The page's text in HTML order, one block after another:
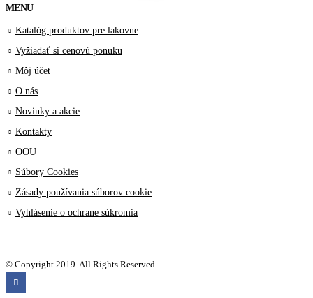
MENU
Katalóg produktov pre lakovne
Vyžiadať si cenovú ponuku
Môj účet
O nás
Novinky a akcie
Kontakty
OOU
Súbory Cookies
Zásady používania súborov cookie
Vyhlásenie o ochrane súkromia
© Copyright 2019. All Rights Reserved.